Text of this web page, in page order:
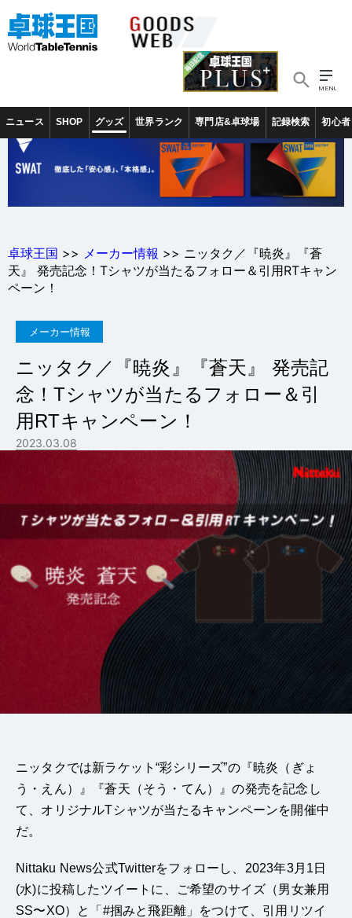
ニュース SHOP グッズ 世界ランク 専門店&卓球場 記録検索 初心者
卓球王国 >> メーカー情報 >> ニッタク／『暁炎』『蒼
天』 発売記念！Tシャツが当たるフォロー＆引用RTキャン
ペーン！
メーカー情報
ニッタク／『暁炎』『蒼天』 発売記
念！Tシャツが当たるフォロー＆引
用RTキャンペーン！
2023.03.08
ニッタクでは新ラケット“彩シリーズ”の『暁炎（ぎょ
う・えん）』『蒼天（そう・てん）』の発売を記念し
て、オリジナルTシャツが当たるキャンペーンを開催中
だ。
Nittaku News公式Twitterをフォローし、2023年3月1日
(水)に投稿したツイートに、ご希望のサイズ（男女兼用
SS〜XO）と「#掴みと飛距離」をつけて、引用リツイ